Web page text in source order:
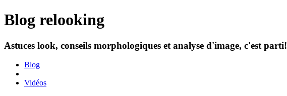
Blog relooking
Astuces look, conseils morphologiques et analyse d'image, c'est parti!
Blog
Vidéos